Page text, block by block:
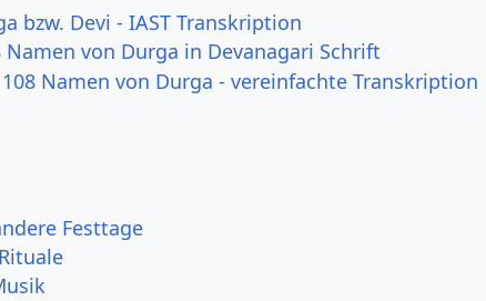
bzw. Devi - IAST Transkription
Namen von Durga in Devanagari Schrift
Namen von Durga - vereinfachte Transkription
Festtage